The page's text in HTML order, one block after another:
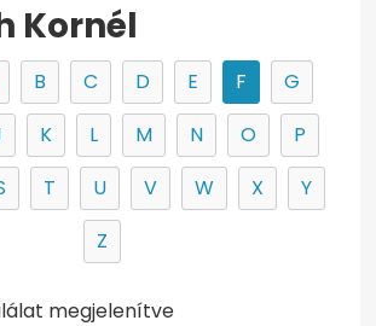
Kornél
B C D E F
G
K L M N O
P
T U V W X
Y
Z
megjelenítve